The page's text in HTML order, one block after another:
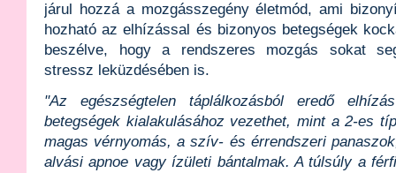
járul hozzá a mozgásszegény életmód, ami
hozható az elhízással és bizonyos betegségek
beszélve, hogy a rendszeres mozgás sokat
stressz leküzdésében is.
"Az egészségtelen táplálkozásból eredő
betegségek kialakulásához vezethet, mint a 2-es
magas vérnyomás, a szív- és érrendszeri
alvási apnoe vagy ízületi bántalmak. A túlsúly a